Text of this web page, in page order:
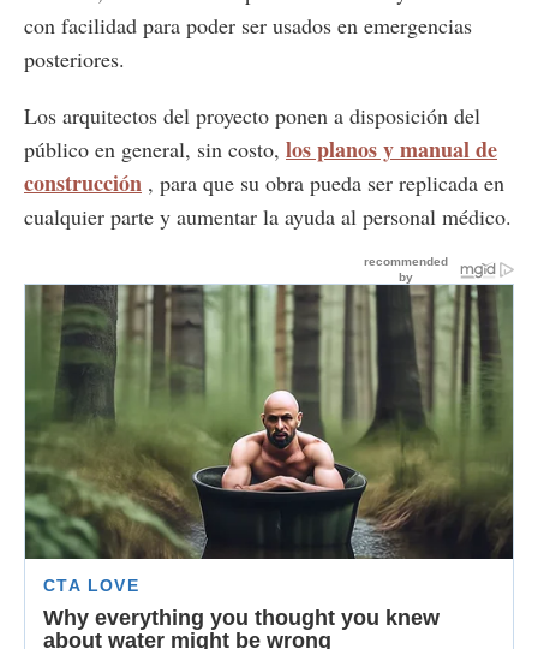
con facilidad para poder ser usados en emergencias
posteriores.
Los arquitectos del proyecto ponen a disposición del
público en general, sin costo, los planos y manual de
construcción , para que su obra pueda ser replicada en
cualquier parte y aumentar la ayuda al personal médico.